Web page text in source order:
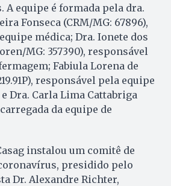
A equipe é formada pela dra.
Fonseca (CRM/MG: 67896),
médica; Dra. Ionete dos
MG: 357390), responsável
Fabiula Lorena de
responsável pela equipe
Dra. Carla Lima Cattabriga
da equipe de
instalou um comitê de
presidido pelo
Dr. Alexandre Richter,